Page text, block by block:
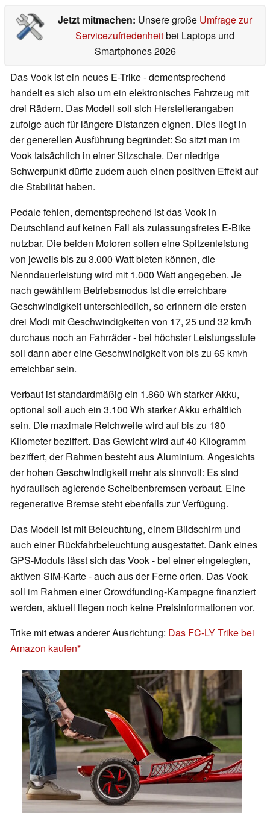
Jetzt mitmachen: Unsere große Umfrage zur
Servicezufriedenheitbei Laptops und
Smartphones 2026
Das Vook ist ein neues E-Trike - dementsprechend
handelt es sich also um ein elektronisches Fahrzeug mit
drei Rädern. Das Modell soll sich Herstellerangaben
zufolge auch für längere Distanzen eignen. Dies liegt in
der generellen Ausführung begründet: So sitzt man im
Vook tatsächlich in einer Sitzschale. Der niedrige
Schwerpunkt dürfte zudem auch einen positiven Effekt auf
die Stabilität haben.
Pedale fehlen, dementsprechend ist das Vook in
Deutschland auf keinen Fall als zulassungsfreies E-Bike
nutzbar. Die beiden Motoren sollen eine Spitzenleistung
von jeweils bis zu 3.000 Watt bieten können, die
Nenndauerleistung wird mit 1.000 Watt angegeben. Je
nach gewähltem Betriebsmodus ist die erreichbare
Geschwindigkeit unterschiedlich, so erinnern die ersten
drei Modi mit Geschwindigkeiten von 17, 25 und 32 km/h
durchaus noch an Fahrräder - bei höchster Leistungsstufe
soll dann aber eine Geschwindigkeit von bis zu 65 km/h
erreichbar sein.
Verbaut ist standardmäßig ein 1.860 Wh starker Akku,
optional soll auch ein 3.100 Wh starker Akku erhältlich
sein. Die maximale Reichweite wird auf bis zu 180
Kilometer beziffert. Das Gewicht wird auf 40 Kilogramm
beziffert, der Rahmen besteht aus Aluminium. Angesichts
der hohen Geschwindigkeit mehr als sinnvoll: Es sind
hydraulisch agierende Scheibenbremsen verbaut. Eine
regenerative Bremse steht ebenfalls zur Verfügung.
Das Modell ist mit Beleuchtung, einem Bildschirm und
auch einer Rückfahrbeleuchtung ausgestattet. Dank eines
GPS-Moduls lässt sich das Vook - bei einer eingelegten,
aktiven SIM-Karte - auch aus der Ferne orten. Das Vook
soll im Rahmen einer Crowdfunding-Kampagne finanziert
werden, aktuell liegen noch keine Preisinformationen vor.
Trike mit etwas anderer Ausrichtung: Das FC-LY Trike bei
Amazon kaufen